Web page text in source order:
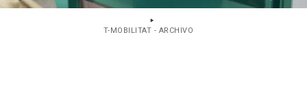
T-MOBILITAT - ARCHIVO